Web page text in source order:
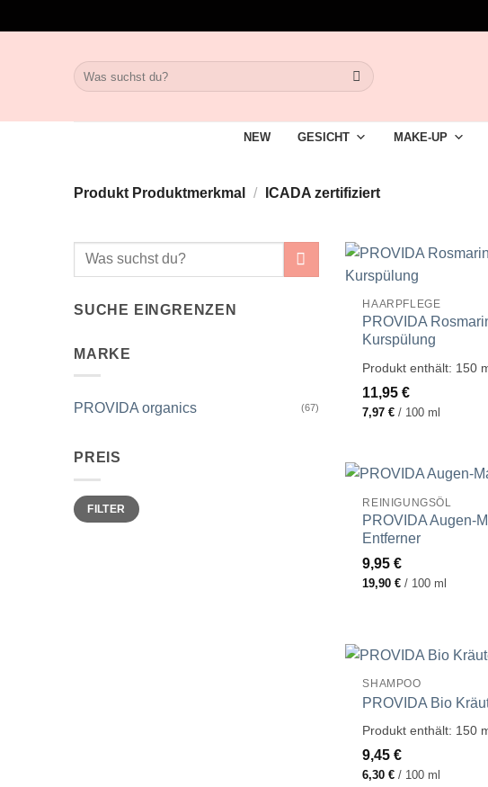
Inhalt
Suche
nach:
NEW GESICHT MAKE-UP
Produkt Produktmerkmal / ICADA zertifiziert
Suche
SUCHE EINGRENZEN
MARKE
PROVIDA organics (67)
PREIS
Min.
Preis
Max.
PreisFILTER
HAARPFLEGE
PROVIDA
Kurspülung
Produkt enthält: 150
11,95€
7,97€ / 100 ml
REINIGUNGSÖL
PROVIDA Augen-
Entferner
9,95€
19,90€ / 100 ml
SHAMPOO
PROVIDA Bio
Produkt enthält: 150
9,45€
6,30€ / 100 ml